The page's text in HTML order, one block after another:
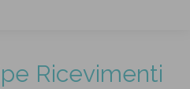
Ricevimenti